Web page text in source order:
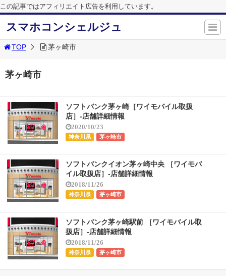
この記事ではアフィリエイト広告を利用しています。
スマホコンシェルジュ
TOP 茅ヶ崎市
茅ヶ崎市
ソフトバンク茅ヶ崎［ワイモバイル取扱
店］-店舗詳細情報
2020/10/23
神奈川県 茅ヶ崎市
ソフトバンクイオン茅ヶ崎中央 ［ワイモバ
イル取扱店］-店舗詳細情報
2018/11/26
神奈川県 茅ヶ崎市
ソフトバンク茅ヶ崎駅前 ［ワイモバイル取
扱店］-店舗詳細情報
2018/11/26
神奈川県 茅ヶ崎市